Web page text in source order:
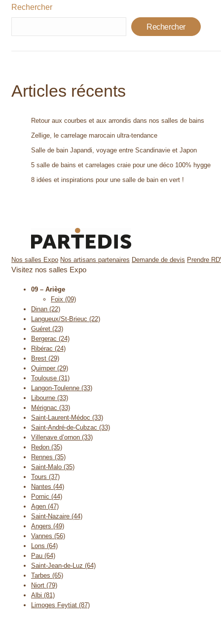
Rechercher
Rechercher
Articles récents
Retour aux courbes et aux arrondis dans nos salles de bains
Zellige, le carrelage marocain ultra-tendance
Salle de bain Japandi, voyage entre Scandinavie et Japon
5 salle de bains et carrelages craie pour une déco 100% hygge
8 idées et inspirations pour une salle de bain en vert !
Nos salles Expo Nos artisans partenaires Demande de devis Prendre
Visitez nos salles Expo
09 – Ariège
Foix (09)
Dinan (22)
Langueux/St-Brieuc (22)
Guéret (23)
Bergerac (24)
Ribérac (24)
Brest (29)
Quimper (29)
Toulouse (31)
Langon-Toulenne (33)
Libourne (33)
Mérignac (33)
Saint-Laurent-Médoc (33)
Saint-André-de-Cubzac (33)
Villenave d’ornon (33)
Redon (35)
Rennes (35)
Saint-Malo (35)
Tours (37)
Nantes (44)
Pornic (44)
Agen (47)
Saint-Nazaire (44)
Angers (49)
Vannes (56)
Lons (64)
Pau (64)
Saint-Jean-de-Luz (64)
Tarbes (65)
Niort (79)
Albi (81)
Limoges Feytiat (87)